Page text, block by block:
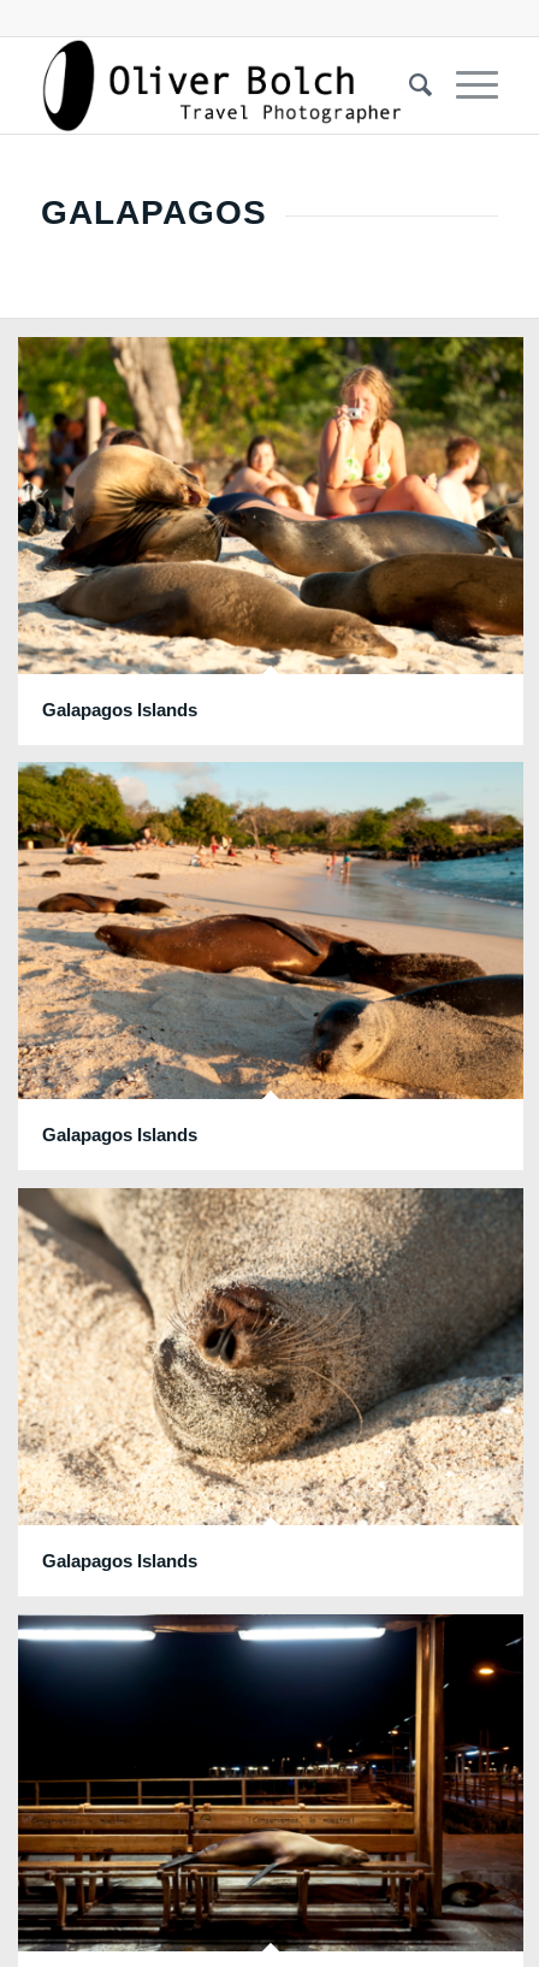
GALAPAGOS
Galapagos Islands
Galapagos Islands
Galapagos Islands